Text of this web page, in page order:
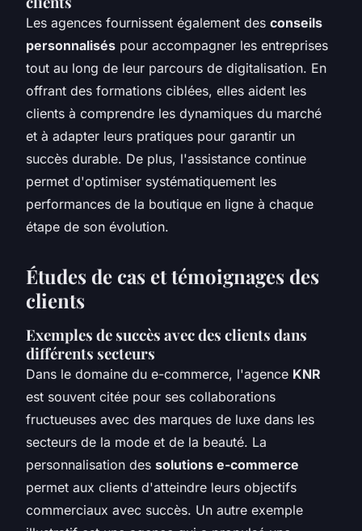
Les agences fournissent également des conseils
personnalisés pour accompagner les entreprises
tout au long de leur parcours de digitalisation. En
offrant des formations ciblées, elles aident les
clients à comprendre les dynamiques du marché
et à adapter leurs pratiques pour garantir un
succès durable. De plus, l'assistance continue
permet d'optimiser systématiquement les
performances de la boutique en ligne à chaque
étape de son évolution.
Études de cas et témoignages des
clients
Exemples de succès avec des clients dans
différents secteurs
Dans le domaine du e-commerce, l'agence KNR
est souvent citée pour ses collaborations
fructueuses avec des marques de luxe dans les
secteurs de la mode et de la beauté. La
personnalisation des solutions e-commerce
permet aux clients d'atteindre leurs objectifs
commerciaux avec succès. Un autre exemple